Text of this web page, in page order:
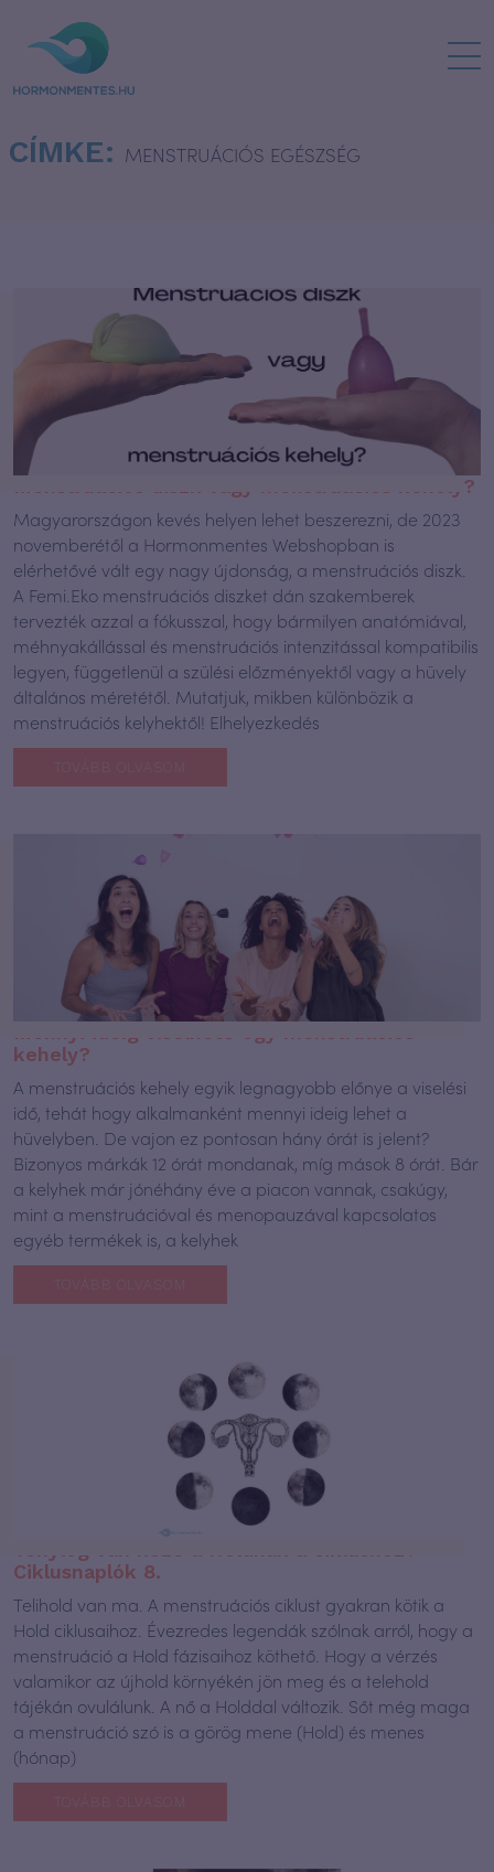
CÍMKE: MENSTRUÁCIÓS EGÉSZSÉG
Menstruációs diszk vagy menstruációs kehely?
Magyarországon kevés helyen lehet beszerezni, de 2023
novemberétől a Hormonmentes Webshopban is
elérhetővé vált egy nagy újdonság, a menstruációs diszk.
A Femi.Eko menstruációs diszket dán szakemberek
tervezték azzal a fókusszal, hogy bármilyen anatómiával,
méhnyakállással és menstruációs intenzitással kompatibilis
legyen, függetlenül a szülési előzményektől vagy a hüvely
általános méretétől. Mutatjuk, mikben különbözik a
menstruációs kelyhektől! Elhelyezkedés
kehely?
A menstruációs kehely egyik legnagyobb előnye a viselési
idő, tehát hogy alkalmanként mennyi ideig lehet a
hüvelyben. De vajon ez pontosan hány órát is jelent?
Bizonyos márkák 12 órát mondanak, míg mások 8 órát. Bár
a kelyhek már jónéhány éve a piacon vannak, csakúgy,
mint a menstruációval és menopauzával kapcsolatos
egyéb termékek is, a kelyhek
Ciklusnaplók 8.
Telihold van ma. A menstruációs ciklust gyakran kötik a
Hold ciklusaihoz. Évezredes legendák szólnak arról, hogy a
menstruáció a Hold fázisaihoz köthető. Hogy a vérzés
valamikor az újhold környékén jön meg és a telehold
tájékán ovulálunk. A nő a Holddal változik. Sőt még maga
a menstruáció szó is a görög mene (Hold) és menes
(hónap)